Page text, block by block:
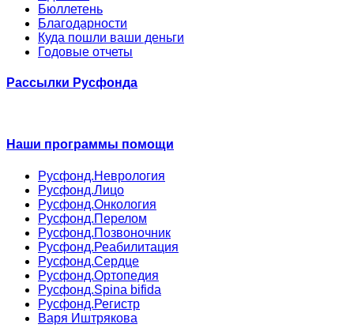
Бюллетень
Благодарности
Куда пошли ваши деньги
Годовые отчеты
Рассылки Русфонда
Наши программы помощи
Русфонд.Неврология
Русфонд.Лицо
Русфонд.Онкология
Русфонд.Перелом
Русфонд.Позвоночник
Русфонд.Реабилитация
Русфонд.Сердце
Русфонд.Ортопедия
Русфонд.Spina bifida
Русфонд.Регистр
Варя Иштрякова